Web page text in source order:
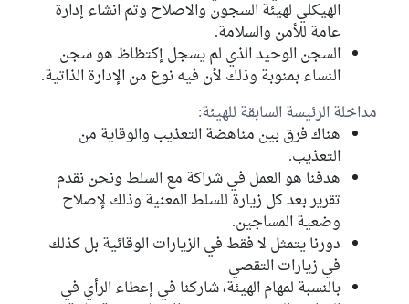
الهيكلي لهيئة السجون والاصلاح وتم انشاء إدارة
عامة للأمن والسلامة.
السجن الوحيد الذي لم يسجل إكتظاظ هو سجن
النساء بمنوبة وذلك لأن فيه نوع من الإدارة الذاتية.
مداخلة الرئيسة السابقة للهيئة:
هناك فرق بين مناهضة التعذيب والوقاية من
التعذيب.
هدفنا هو العمل في شراكة مع السلط ونحن نقدم
تقرير بعد كل زيارة للسلط المعنية وذلك لإصلاح
وضعية المساجين.
دورنا يتمثل لا فقط في الزيارات الوقائية بل كذلك
في زيارات التقصي
بالنسبة لمهام الهيئة، شاركنا في إعطاء الرأي في